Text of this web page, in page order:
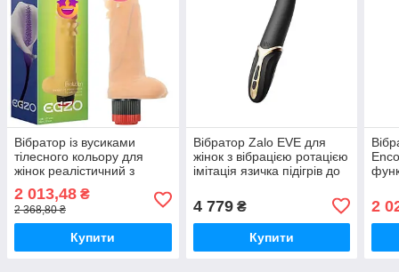
Вібратор із вусиками
тілесного кольору для
жінок реалістичний з
текстурою EGZO
2 013,48 ₴
2 368,80 ₴
Купити
Вібратор Zalo EVE для
жінок з вібрацією ротацією
імітація язичка підігрів до
4 779₴
Купити
7
2